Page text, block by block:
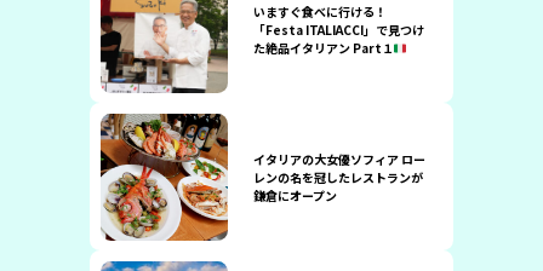
いますぐ食べに行ける！
「Festa ITALIACCI」で見つけ
た絶品イタリアン Part１
イタリアの大女優ソフィア ロー
レンの名を冠したレストランが
鎌倉にオープン